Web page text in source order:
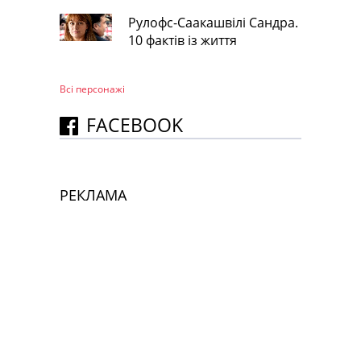
Рулофс-Саакашвілі Сандра.
10 фактів із життя
Всі персонажi
FACEBOOK
РЕКЛАМА